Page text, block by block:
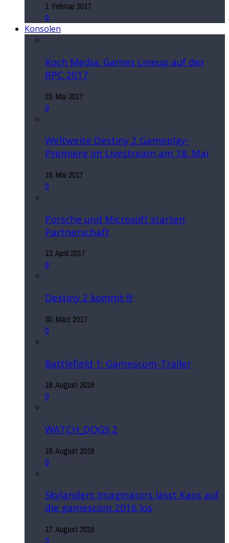
1. Februar 2017
0
Konsolen
Koch Media: Games Lineup auf der
RPC 2017
23. Mai 2017
0
Weltweite Destiny 2 Gameplay-
Premiere im Livestream am 18. Mai
16. Mai 2017
0
Porsche und Microsoft starten
Partnerschaft
13. April 2017
0
Destiny 2 kommt !!!
30. März 2017
0
Battlefield 1: Gamescom-Trailer
18. August 2016
0
WATCH_DOGS 2
18. August 2016
0
Skylanders Imaginators lässt Kaos auf
die gamescom 2016 los
17. August 2016
0